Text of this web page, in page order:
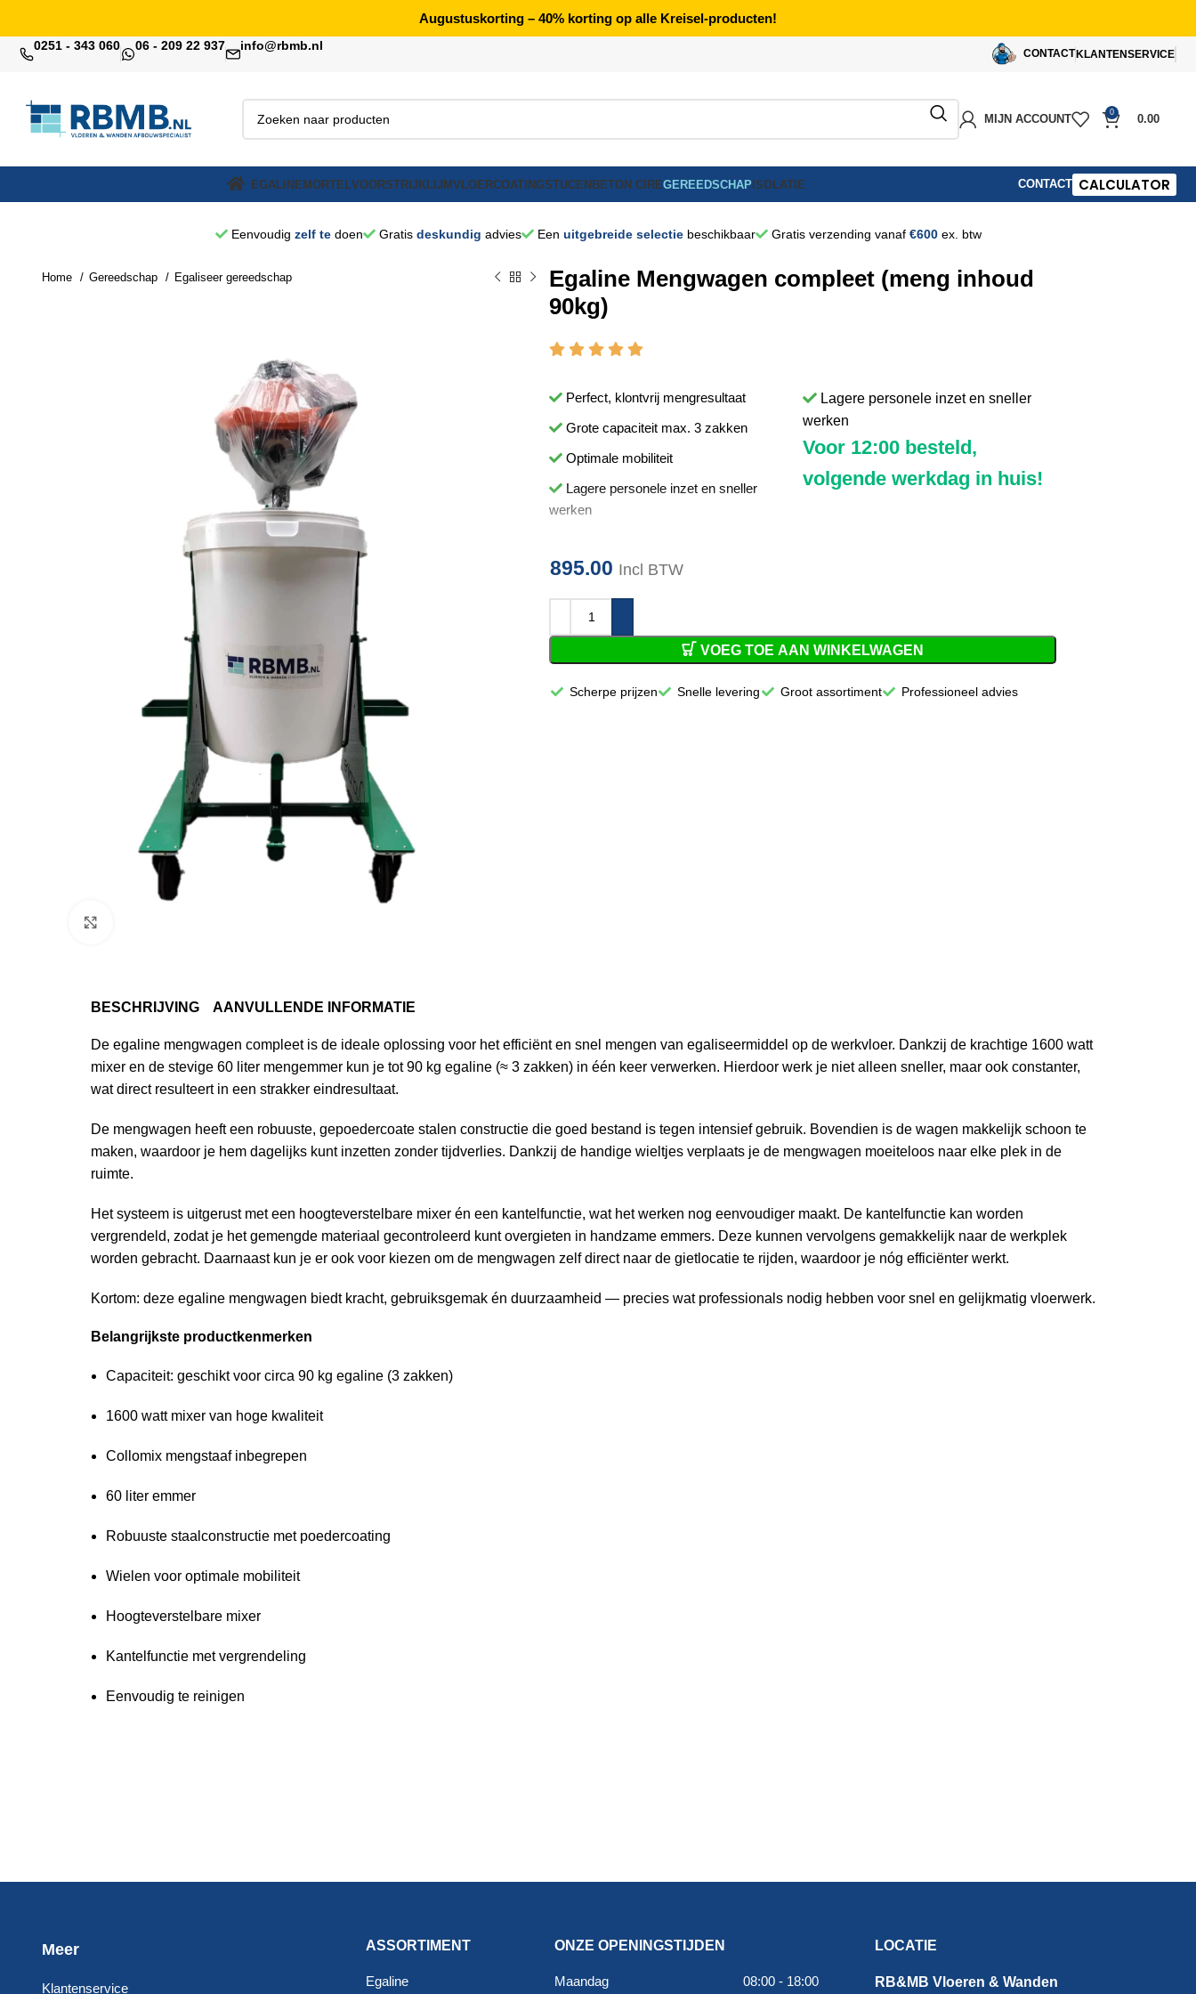
Augustuskorting – 40% korting op alle Kreisel-producten!
0251 - 343 060 06 - 209 22 937 info@rbmb.nl
CONTACT KLANTENSERVICE
MIJN ACCOUNT
0
0.00
EGALINEMORTELVOORSTRIJKLIJMVLOERCOATINGSTUCENBETON CIREGEREEDSCHAPISOLATIE CONTACT CALCULATOR
Eenvoudig zelf tedoen Gratis deskundig advies Een uitgebreide selectiebeschikbaar Gratis verzending vanaf €600ex. btw
Home Gereedschap Egaliseer gereedschap
Egaline Mengwagen compleet (meng inhoud
90kg)
Perfect, klontvrij mengresultaat
Grote capaciteit max. 3 zakken
Optimale mobiliteit
Lagere personele inzet en sneller
werken
Lagere personele inzet en sneller
werken
Voor 12:00 besteld,
volgende werkdag in huis!
895.00 Incl BTW
VOEG TOE AAN WINKELWAGEN
Scherpe prijzen Snelle levering Groot assortiment Professioneel advies
BESCHRIJVING AANVULLENDE INFORMATIE
De egaline mengwagen compleet is de ideale oplossing voor het efficiënt en snel mengen van egaliseermiddel op de werkvloer. Dankzij de krachtige 1600 watt
mixer en de stevige 60 liter mengemmer kun je tot 90 kg egaline (≈ 3 zakken) in één keer verwerken. Hierdoor werk je niet alleen sneller, maar ook constanter,
wat direct resulteert in een strakker eindresultaat.
De mengwagen heeft een robuuste, gepoedercoate stalen constructie die goed bestand is tegen intensief gebruik. Bovendien is de wagen makkelijk schoon te
maken, waardoor je hem dagelijks kunt inzetten zonder tijdverlies. Dankzij de handige wieltjes verplaats je de mengwagen moeiteloos naar elke plek in de
ruimte.
Het systeem is uitgerust met een hoogteverstelbare mixer én een kantelfunctie, wat het werken nog eenvoudiger maakt. De kantelfunctie kan worden
vergrendeld, zodat je het gemengde materiaal gecontroleerd kunt overgieten in handzame emmers. Deze kunnen vervolgens gemakkelijk naar de werkplek
worden gebracht. Daarnaast kun je er ook voor kiezen om de mengwagen zelf direct naar de gietlocatie te rijden, waardoor je nóg efficiënter werkt.
Kortom: deze egaline mengwagen biedt kracht, gebruiksgemak én duurzaamheid — precies wat professionals nodig hebben voor snel en gelijkmatig vloerwerk.
Belangrijkste productkenmerken
Capaciteit: geschikt voor circa 90 kg egaline (3 zakken)
1600 watt mixer van hoge kwaliteit
Collomix mengstaaf inbegrepen
60 liter emmer
Robuuste staalconstructie met poedercoating
Wielen voor optimale mobiliteit
Hoogteverstelbare mixer
Kantelfunctie met vergrendeling
Eenvoudig te reinigen
Meer
Klantenservice
ASSORTIMENT
Egaline
ONZE OPENINGSTIJDEN
Maandag 08:00 - 18:00
LOCATIE
RB&MB Vloeren & Wanden